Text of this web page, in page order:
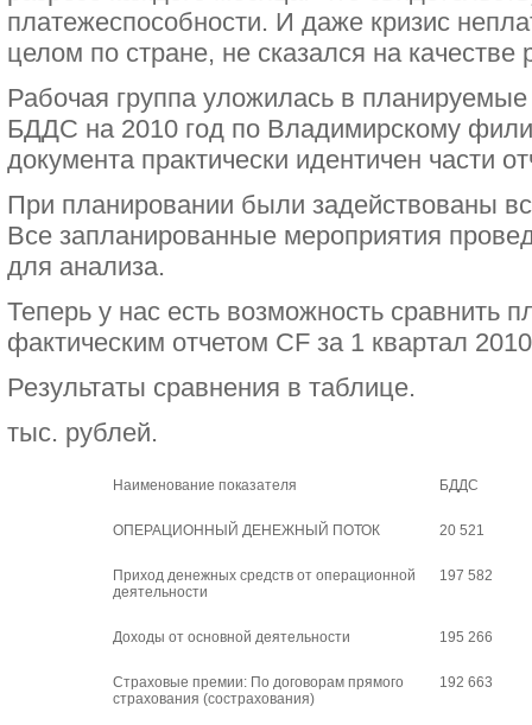
платежеспособности. И даже кризис
целом по стране, не сказался на
Рабочая группа уложилась в
БДДС на 2010 год по Владимирскому
документа практически идентичен части
При планировании были задействованы
Все запланированные мероприятия
для анализа.
Теперь у нас есть возможность
фактическим отчетом CF за 1 квартал
Результаты сравнения в таблице.
тыс. рублей.
Наименование показателя БДДС
ОПЕРАЦИОННЫЙ ДЕНЕЖНЫЙ ПОТОК 20 521
Приход денежных средств от операционной
деятельности
197 582
Доходы от основной деятельности 195 266
Страховые премии: По договорам прямого
страхования (сострахования)
192 663